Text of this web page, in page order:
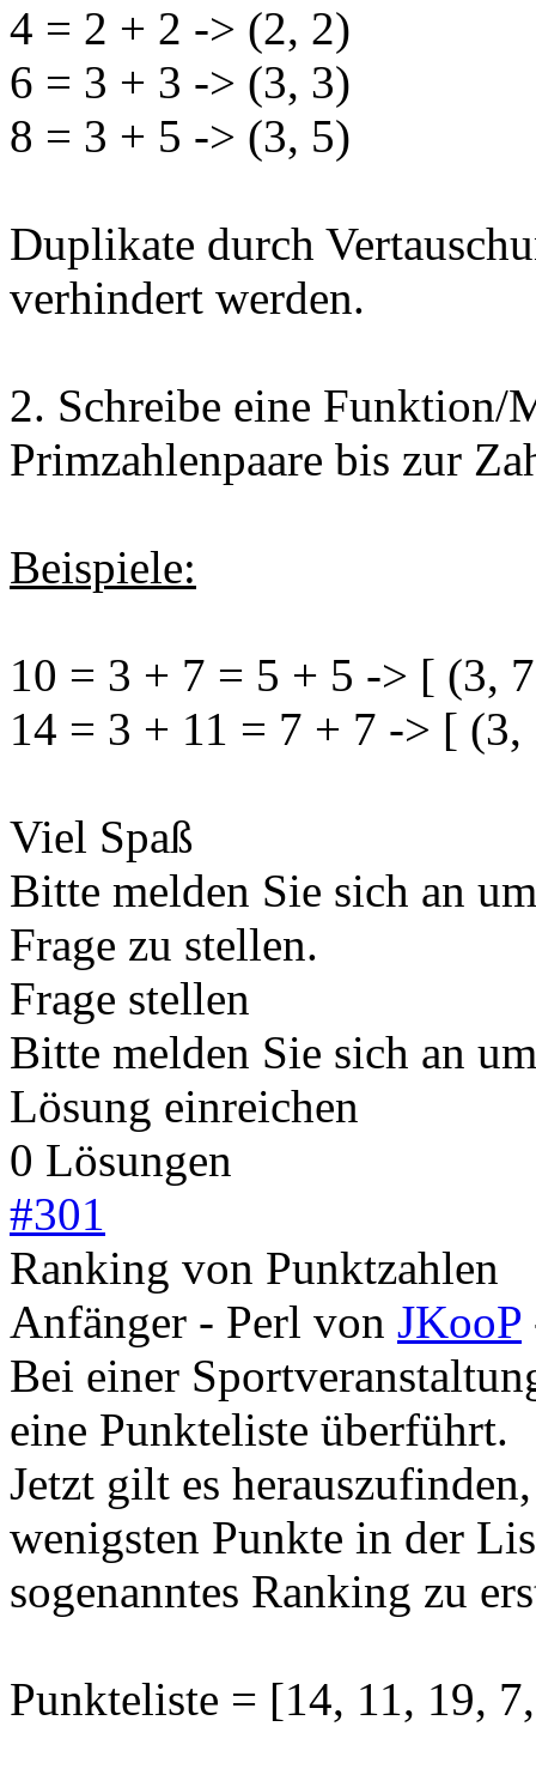
4 = 2 + 2 -> (2, 2)
6 = 3 + 3 -> (3, 3)
8 = 3 + 5 -> (3, 5)
Duplikate durch
verhindert werden.
2. Schreibe eine Funktion/
Primzahlenpaare bis zur
Beispiele:
10 = 3 + 7 = 5 + 5 -> [ (3,
14 = 3 + 11 = 7 + 7 -> [
Viel Spaß
Bitte melden Sie sich an
Frage zu stellen.
Frage stellen
Bitte melden Sie sich an
Lösung einreichen
0 Lösungen
#301
Ranking von Punktzahlen
Anfänger - Perl von JKooP
Bei einer
eine Punkteliste überführt.
Jetzt gilt es
wenigsten Punkte in der
sogenanntes Ranking zu
Punkteliste = [14, 11, 19,